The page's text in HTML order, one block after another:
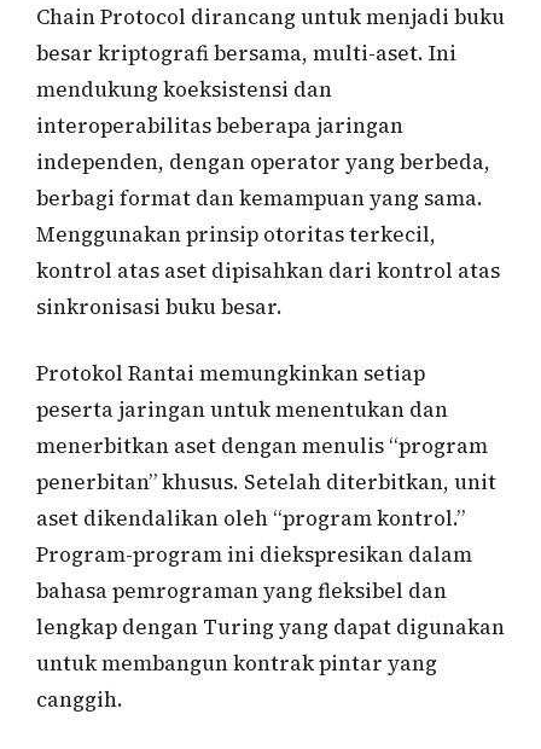
Chain Protocol dirancang untuk menjadi buku
besar kriptografi bersama, multi-aset. Ini
mendukung koeksistensi dan
interoperabilitas beberapa jaringan
independen, dengan operator yang berbeda,
berbagi format dan kemampuan yang sama.
Menggunakan prinsip otoritas terkecil,
kontrol atas aset dipisahkan dari kontrol atas
sinkronisasi buku besar.
Protokol Rantai memungkinkan setiap
peserta jaringan untuk menentukan dan
menerbitkan aset dengan menulis “program
penerbitan” khusus. Setelah diterbitkan, unit
aset dikendalikan oleh “program kontrol.”
Program-program ini diekspresikan dalam
bahasa pemrograman yang fleksibel dan
lengkap dengan Turing yang dapat digunakan
untuk membangun kontrak pintar yang
canggih.